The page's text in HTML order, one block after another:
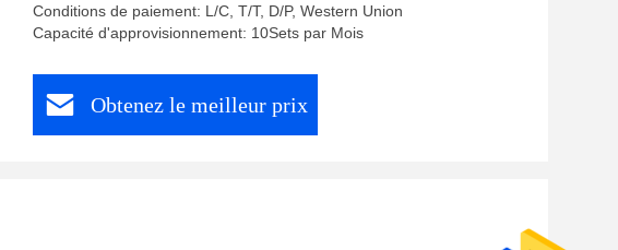
Conditions de paiement: L/C, T/T, D/P, Western Union
Capacité d'approvisionnement: 10Sets par Mois
Obtenez le meilleur prix